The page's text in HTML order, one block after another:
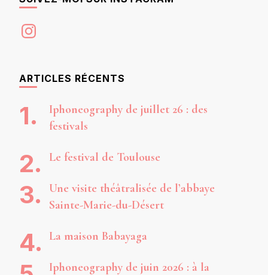
Instagram
ARTICLES RÉCENTS
Iphoneography de juillet 26 : des
festivals
Le festival de Toulouse
Une visite théâtralisée de l’abbaye
Sainte-Marie-du-Désert
La maison Babayaga
Iphoneography de juin 2026 : à la